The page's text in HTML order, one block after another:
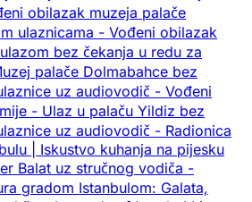
obilazak muzeja palače
ulaznicama - Vođeni obilazak
bez čekanja u redu za
palače Dolmabahce bez
uz audiovodič - Vođeni
- Ulaz u palaču Yildiz bez
uz audiovodič - Radionica
| Iskustvo kuhanja na pijesku
Balat uz stručnog vodiča -
gradom Istanbulom: Galata,